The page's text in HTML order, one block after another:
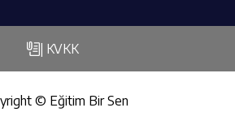
© Eğitim Bir Sen
| KVKK